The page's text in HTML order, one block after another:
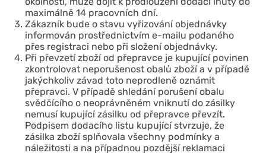
maximálně 14 pracovních dní.
Zákazník bude o stavu vyřizování objednávky
informován prostřednictvím e-mailu podaného
přes registraci nebo při složení objednávky.
Při převzetí zboží od přepravce je kupující povinen
zkontrolovat neporušenost obalů zboží a v případě
jakýchkoliv závad toto neprodleně oznámit
přepravci. V případě shledání porušení obalu
svědčícího o neoprávněném vniknutí do zásilky
nemusí kupující zásilku od přepravce převzít.
Podpisem dodacího listu kupující stvrzuje, že
zásilka zboží splňovala všechny podmínky a
náležitosti a na případnou pozdější reklamaci